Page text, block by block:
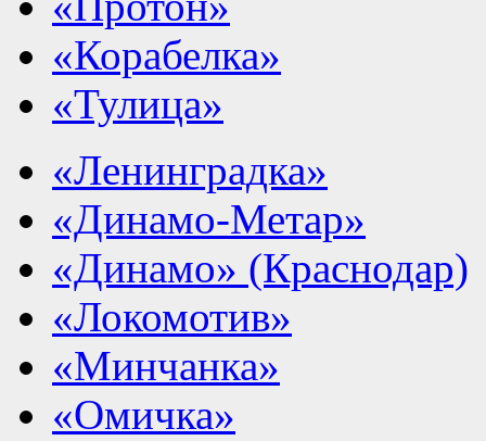
«Корабелка»
«Тулица»
«Ленинградка»
«Динамо-Метар»
«Динамо» (Краснодар)
«Локомотив»
«Минчанка»
«Омичка»